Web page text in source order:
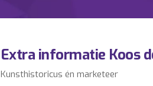
Extra informatie Koos
Kunsthistoricus én marketeer